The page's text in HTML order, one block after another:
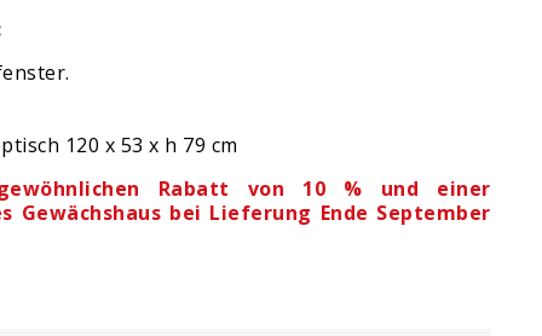
120 x 53 x h 79 cm
Rabatt von 10 % und einer
bei Lieferung Ende September